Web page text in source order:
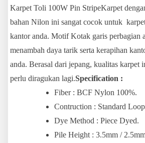
Karpet Toli 100W Pin StripeKarpet
bahan Nilon ini sangat cocok untuk
kantor anda. Motif Kotak garis perbagian
menambah daya tarik serta kerapihan
anda. Berasal dari jepang, kualitas karpet
perlu diragukan lagi.Specification :
Fiber : BCF Nylon 100%.
Contruction : Standard
Dye Method : Piece Dyed.
Pile Height : 3.5mm /